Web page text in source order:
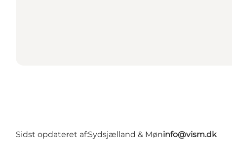
Sidst opdateret af:Sydsjælland & Møninfo@vism.dk